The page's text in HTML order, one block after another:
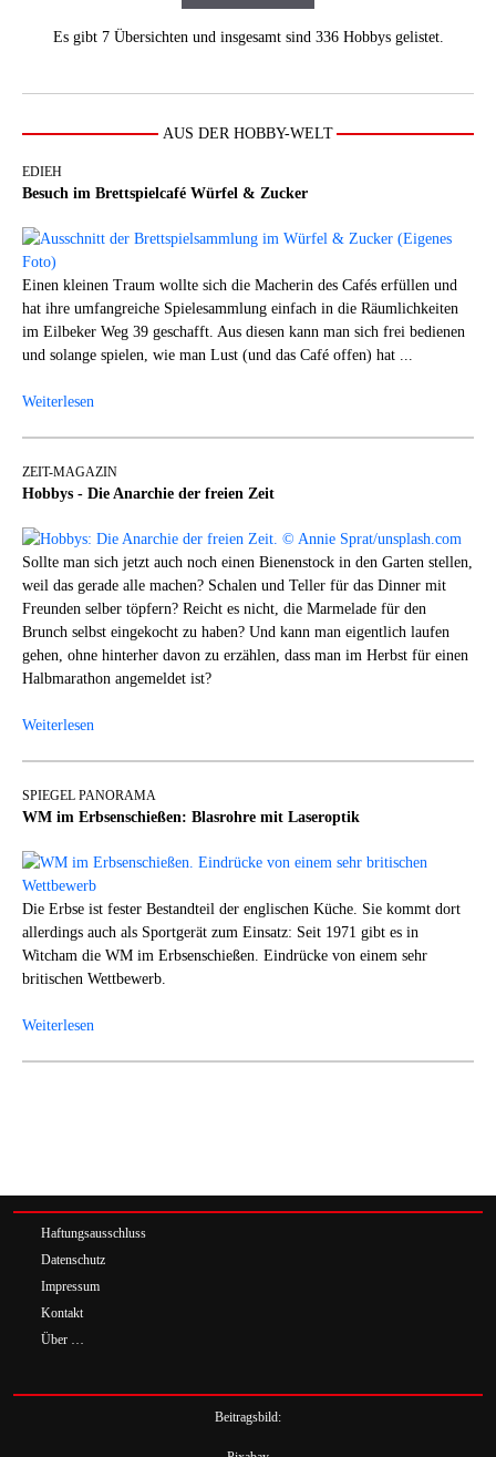
Es gibt 7 Übersichten und insgesamt sind 336 Hobbys gelistet.
AUS DER HOBBY-WELT
EDIEH
Besuch im Brettspielcafé Würfel & Zucker
Einen kleinen Traum wollte sich die Macherin des Cafés erfüllen und
hat ihre umfangreiche Spielesammlung einfach in die Räumlichkeiten
im Eilbeker Weg 39 geschafft. Aus diesen kann man sich frei bedienen
und solange spielen, wie man Lust (und das Café offen) hat ...
Weiterlesen
ZEIT-MAGAZIN
Hobbys - Die Anarchie der freien Zeit
Sollte man sich jetzt auch noch einen Bienenstock in den Garten stellen,
weil das gerade alle machen? Schalen und Teller für das Dinner mit
Freunden selber töpfern? Reicht es nicht, die Marmelade für den
Brunch selbst eingekocht zu haben? Und kann man eigentlich laufen
gehen, ohne hinterher davon zu erzählen, dass man im Herbst für einen
Halbmarathon angemeldet ist?
Weiterlesen
SPIEGEL PANORAMA
WM im Erbsenschießen: Blasrohre mit Laseroptik
Die Erbse ist fester Bestandteil der englischen Küche. Sie kommt dort
allerdings auch als Sportgerät zum Einsatz: Seit 1971 gibt es in
Witcham die WM im Erbsenschießen. Eindrücke von einem sehr
britischen Wettbewerb.
Weiterlesen
Haftungsausschluss
Datenschutz
Impressum
Kontakt
Über …
Beitragsbild: